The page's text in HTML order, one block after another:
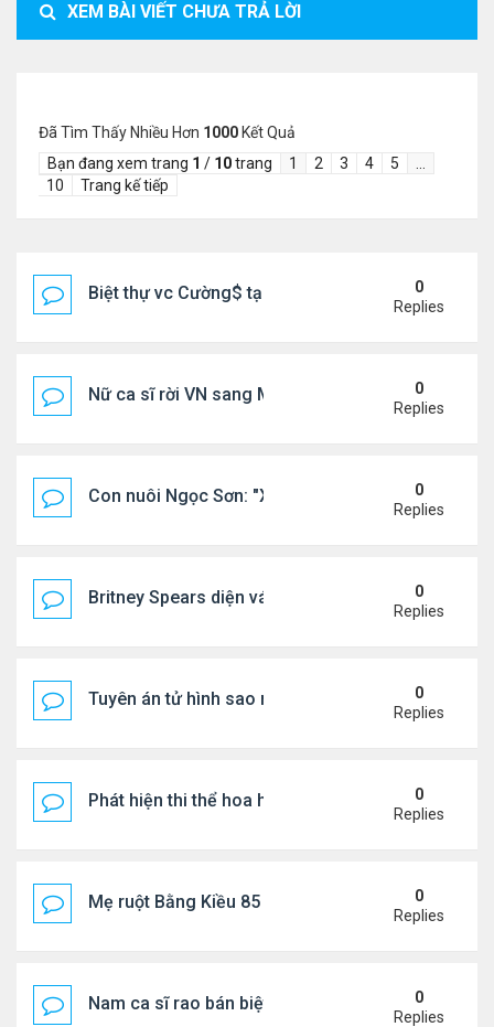
XEM BÀI VIẾT CHƯA TRẢ LỜI
Đã Tìm Thấy Nhiều Hơn 1000 Kết Quả
Bạn đang xem trang 1 / 10trang 1 2 3 4 5
10
Trang kế tiếp
Biệt thự vc Cường$ tại Lạng Sơn
0
Replies
Nữ ca sĩ rời VN sang Mỹ nói thẳng: "Tôi thấy
0
Replies
Con nuôi Ngọc Sơn: "Xã hội này cần những bài
0
Replies
Britney Spears diện váy xuyên thấu ra phố
0
Replies
Tuyên án tử hình sao nữ nổi tiếng
0
Replies
Phát hiện thi thể hoa hậu trong túi xách giữa rừng
0
Replies
Mẹ ruột Bằng Kiều 85 tuổi: "Miếng ăn vào mồm là
0
Replies
Nam ca sĩ rao bán biệt thự ở Saigon
0
Replies